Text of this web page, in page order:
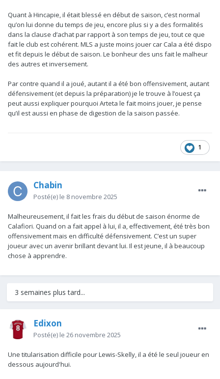
Quant à Hincapie, il était blessé en début de saison, c’est normal
qu’on lui donne du temps de jeu, encore plus si y a des formalités
dans la clause d’achat par rapport à son temps de jeu, tout ce que
fait le club est cohérent. MLS a juste moins jouer car Cala a été dispo
et fit depuis le début de saison. Le bonheur des uns fait le malheur
des autres et inversement.
Par contre quand il a joué, autant il a été bon offensivement, autant
défensivement (et depuis la préparation) je le trouve à l’ouest ça
peut aussi expliquer pourquoi Arteta le fait moins jouer, je pense
qu’il est aussi en phase de digestion de la saison passée.
1
Chabin
Posté(e) le 8 novembre 2025
Malheureusement, il fait les frais du début de saison énorme de
Calafiori. Quand on a fait appel à lui, il a, effectivement, été très bon
offensivement mais en difficulté défensivement. C’est un super
joueur avec un avenir brillant devant lui. Il est jeune, il à beaucoup
chose à apprendre.
3 semaines plus tard...
Edixon
Posté(e) le 26 novembre 2025
Une titularisation difficile pour Lewis-Skelly, il a été le seul joueur en
dessous aujourd'hui.